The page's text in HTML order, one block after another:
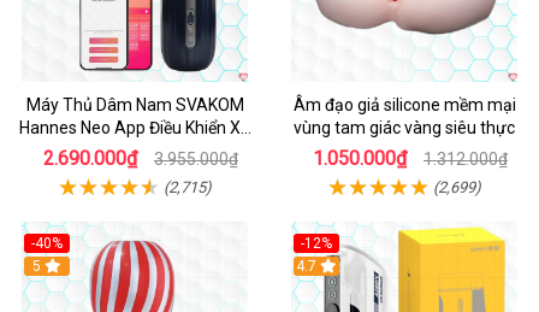
Máy Thủ Dâm Nam SVAKOM
Hannes Neo App Điều Khiển Xa
Cao Cấp
2.690.000₫ 3.955.000₫
(2,715)
Âm đạo giả silicone mềm mại
vùng tam giác vàng siêu thực
1.050.000₫ 1.312.000₫
(2,699)
-40%
Hot
5
-12%
Hot
4.7